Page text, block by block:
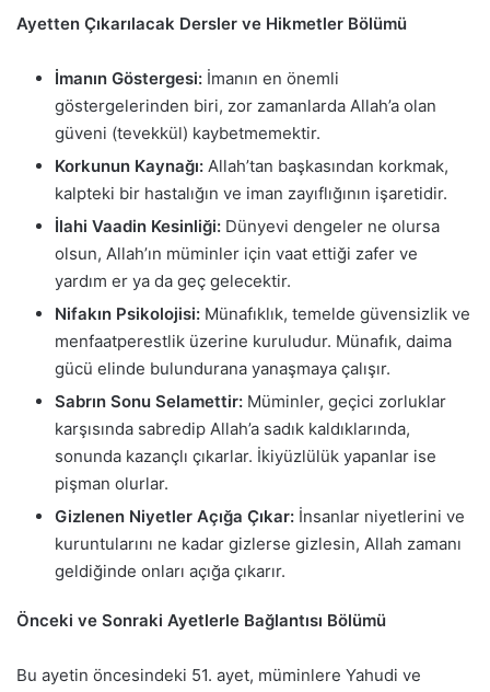
Ayetten Çıkarılacak Dersler ve Hikmetler Bölümü
İmanın Göstergesi: İmanın en önemli
göstergelerinden biri, zor zamanlarda Allah’a olan
güveni (tevekkül) kaybetmemektir.
Korkunun Kaynağı: Allah’tan başkasından korkmak,
kalpteki bir hastalığın ve iman zayıflığının işaretidir.
İlahi Vaadin Kesinliği: Dünyevi dengeler ne olursa
olsun, Allah’ın müminler için vaat ettiği zafer ve
yardım er ya da geç gelecektir.
Nifakın Psikolojisi: Münafıklık, temelde güvensizlik ve
menfaatperestlik üzerine kuruludur. Münafık, daima
gücü elinde bulundurana yanaşmaya çalışır.
Sabrın Sonu Selamettir: Müminler, geçici zorluklar
karşısında sabredip Allah’a sadık kaldıklarında,
sonunda kazançlı çıkarlar. İkiyüzlülük yapanlar ise
pişman olurlar.
Gizlenen Niyetler Açığa Çıkar: İnsanlar niyetlerini ve
kuruntularını ne kadar gizlerse gizlesin, Allah zamanı
geldiğinde onları açığa çıkarır.
Önceki ve Sonraki Ayetlerle Bağlantısı Bölümü
Bu ayetin öncesindeki 51. ayet, müminlere Yahudi ve